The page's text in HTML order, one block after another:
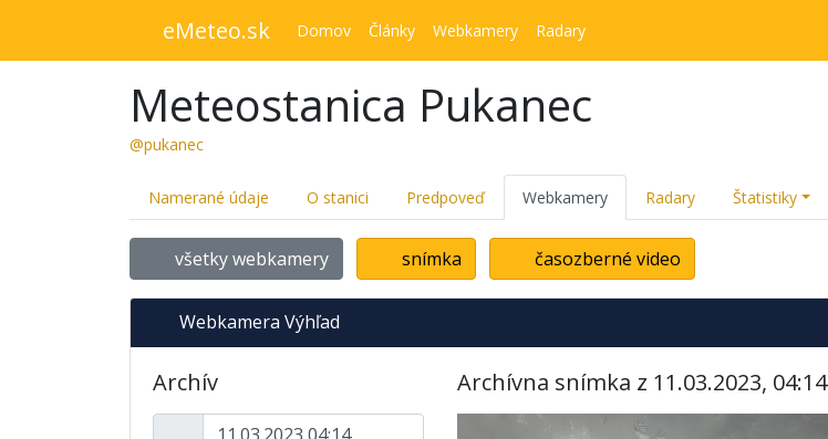
eMeteo.sk Domov Články Webkamery Radary
Meteostanica Pukanec
@pukanec
Namerané údaje O stanici Predpoveď Webkamery Radary Štatistiky
všetky webkamery snímka časozberné video
Webkamera Výhľad
Archív Archívna snímka z 11.03.2023, 04:14